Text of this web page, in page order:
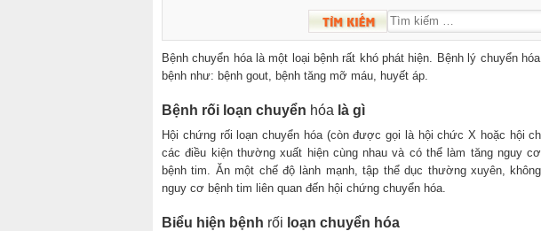
Bệnh chuyển hóa là một loại bệnh rất khó phát hiện. Bệnh lý chuyển
bệnh như: bệnh gout, bệnh tăng mỡ máu, huyết áp.
Bệnh rối loạn chuyển hóa là gì
Hội chứng rối loạn chuyển hóa (còn được gọi là hội chức X hoặc hội
các điều kiện thường xuất hiện cùng nhau và có thể làm tăng nguy
bệnh tim. Ăn một chế độ lành mạnh, tập thể dục thường xuyên,
nguy cơ bệnh tim liên quan đến hội chứng chuyển hóa.
Biểu hiện bệnh rối loạn chuyển hóa